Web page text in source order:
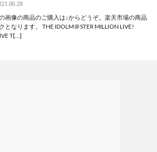
画像の商品のご購入は↓からどうぞ。楽天市場の商品
となります。 THE IDOLM＠STER MILLION LIVE!
T[…]